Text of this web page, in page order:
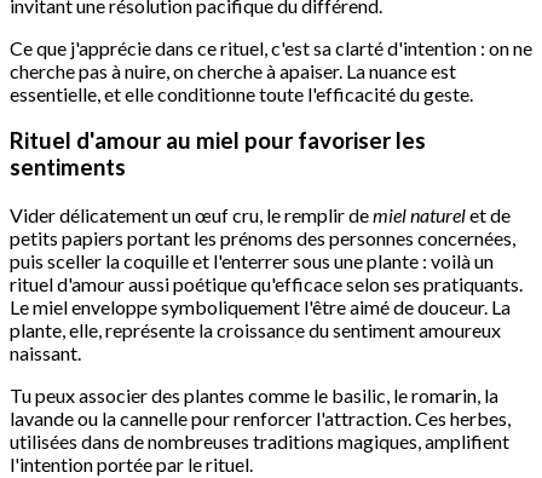
invitant une résolution pacifique du différend.
Ce que j'apprécie dans ce rituel, c'est sa clarté d'intention : on ne
cherche pas à nuire, on cherche à apaiser. La nuance est
essentielle, et elle conditionne toute l'efficacité du geste.
Rituel d'amour au miel pour favoriser les
sentiments
Vider délicatement un œuf cru, le remplir demiel naturelet de
petits papiers portant les prénoms des personnes concernées,
puis sceller la coquille et l'enterrer sous une plante : voilà un
rituel d'amour aussi poétique qu'efficace selon ses pratiquants.
Le miel enveloppe symboliquement l'être aimé de douceur. La
plante, elle, représente la croissance du sentiment amoureux
naissant.
Tu peux associer des plantes comme le basilic, le romarin, la
lavande ou la cannelle pour renforcer l'attraction. Ces herbes,
utilisées dans de nombreuses traditions magiques, amplifient
l'intention portée par le rituel.